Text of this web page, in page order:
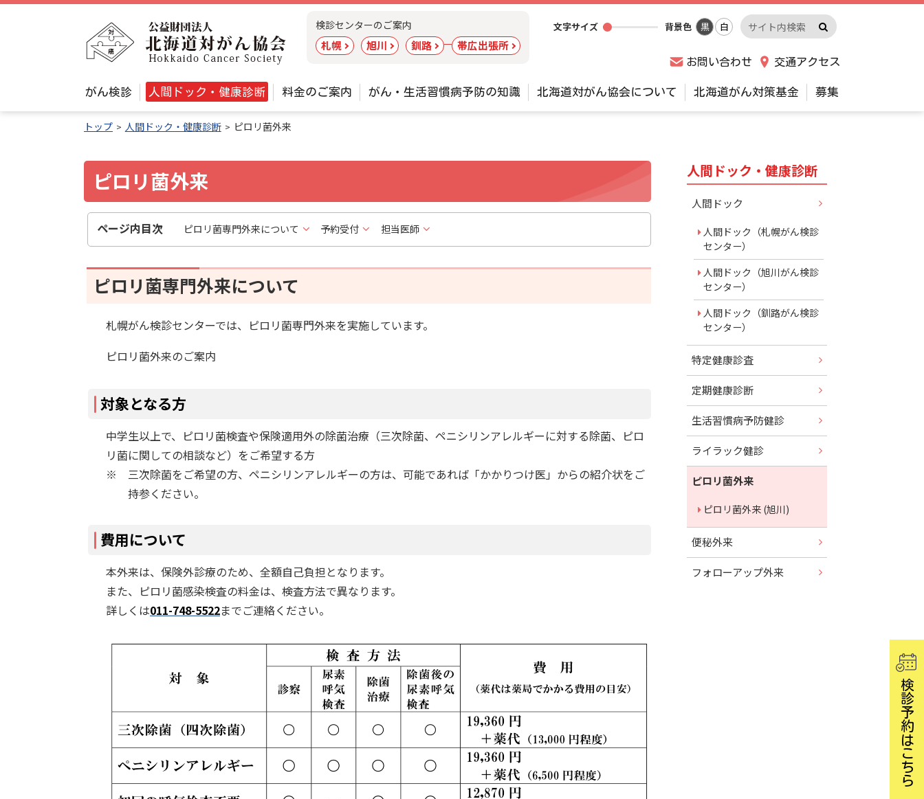
本
団
法
人
対
が
協
会
検診センターのご案内
札幌 旭川 釧路 帯広出張所
ー
文字サイズ 背景色 黒 白
サ
イ
ト
検
索
ー
検
索
実
お問い合わせ 交通アクセス
がん検診 人間ドック・健康診断 料金のご案内 がん・生活習慣病予防の知識 北海道対がん協会について 北海道がん対策基金 募集
検診予約はこちら
トップ 人間ドック・健康診断 ピロリ菌外来
ピロリ菌外来
ページ内目次 ピロリ菌専門外来について 予約受付 担当医師
ピロリ菌専門外来について
札幌がん検診センターでは、ピロリ菌専門外来を実施しています。
ピロリ菌外来のご案内
対象となる方
中学生以上で、ピロリ菌検査や保険適用外の除菌治療（三次除菌、ペニシリンアレルギーに対する除菌、ピロ
リ菌に関しての相談など）をご希望する方
※ 三次除菌をご希望の方、ペニシリンアレルギーの方は、可能であれば「かかりつけ医」からの紹介状をご
持参ください。
費用について
本外来は、保険外診療のため、全額自己負担となります。
また、ピロリ菌感染検査の料金は、検査方法で異なります。
詳しくは011-748-5522までご連絡ください。
サ
イ
ド
メ
ュ
ー
人間ドック・健康診断
人間ドック
人間ドック（札幌がん検診
センター）
人間ドック（旭川がん検診
センター）
人間ドック（釧路がん検診
センター）
特定健康診査
定期健康診断
生活習慣病予防健診
ライラック健診
ピロリ菌外来
ピロリ菌外来 (旭川)
便秘外来
フォローアップ外来